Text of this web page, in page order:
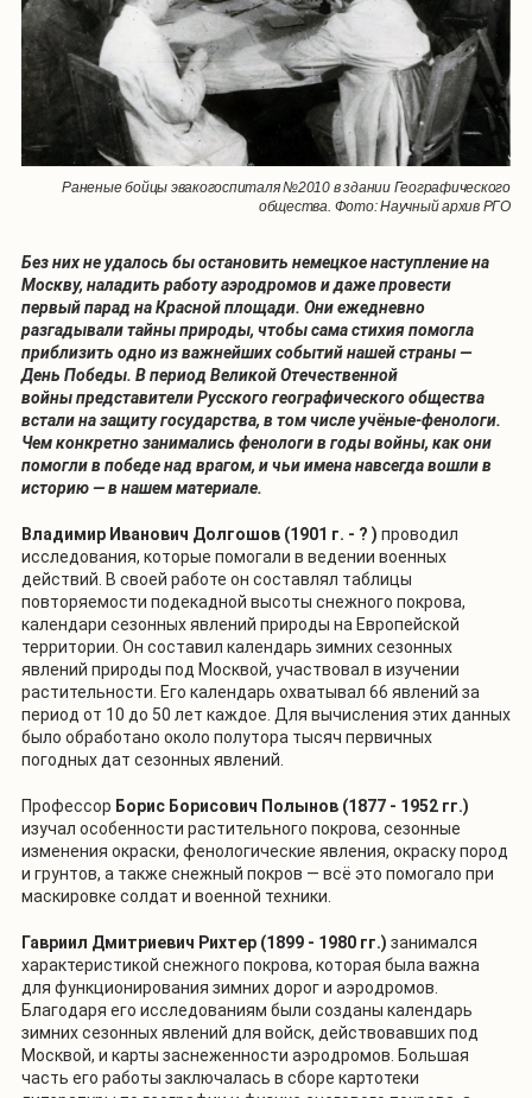
Раненые бойцы эвакогоспиталя №2010 в здании Географического
общества. Фото: Научный архив РГО
Без них не удалось бы остановить немецкое наступление на
Москву, наладить работу аэродромов и даже провести
первый парад на Красной площади. Они ежедневно
разгадывали тайны природы, чтобы сама стихия помогла
приблизить одно из важнейших событий нашей страны —
День Победы. В период Великой Отечественной
войны представители Русского географического общества
встали на защиту государства, в том числе учёные-фенологи.
Чем конкретно занимались фенологи в годы войны, как они
помогли в победе над врагом, и чьи имена навсегда вошли в
историю — в нашем материале.
Владимир Иванович Долгошов (1901 г. - ? ) проводил
исследования, которые помогали в ведении военных
действий. В своей работе он составлял таблицы
повторяемости подекадной высоты снежного покрова,
календари сезонных явлений природы на Европейской
территории. Он составил календарь зимних сезонных
явлений природы под Москвой, участвовал в изучении
растительности. Его календарь охватывал 66 явлений за
период от 10 до 50 лет каждое. Для вычисления этих данных
было обработано около полутора тысяч первичных
погодных дат сезонных явлений.
Профессор Борис Борисович Полынов (1877 - 1952 гг.)
изучал особенности растительного покрова, сезонные
изменения окраски, фенологические явления, окраску пород
и грунтов, а также снежный покров — всё это помогало при
маскировке солдат и военной техники.
Гавриил Дмитриевич Рихтер (1899 - 1980 гг.) занимался
характеристикой снежного покрова, которая была важна
для функционирования зимних дорог и аэродромов.
Благодаря его исследованиям были созданы календарь
зимних сезонных явлений для войск, действовавших под
Москвой, и карты заснеженности аэродромов. Большая
часть его работы заключалась в сборе картотеки